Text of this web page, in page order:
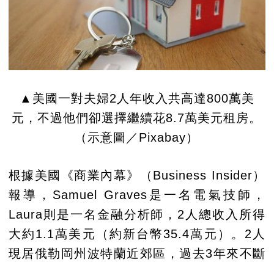
▲美國一對夫婦2人年收入共高達800萬美
元，不過他們卻選擇繼續花8.7萬美元租房。
（示意圖／Pixabay）
根據美國《商業內幕》（Business Insider）
報導，Samuel Graves是一名電氣技師，
Laura則是一名金融分析師，2人總收入所得
大約1.1萬美元（約新台幣35.4萬元）。2人
現居俄勒岡州波特蘭近郊區，過去3年來不斷